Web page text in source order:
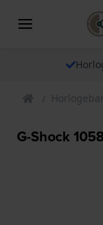
G-Shock